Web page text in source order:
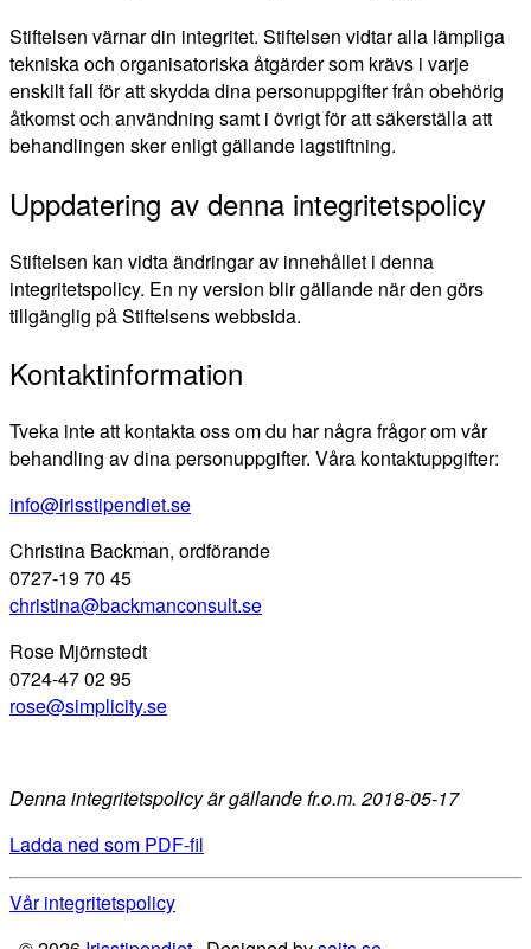
Stiftelsen värnar din integritet. Stiftelsen vidtar alla lämpliga
tekniska och organisatoriska åtgärder som krävs i varje
enskilt fall för att skydda dina personuppgifter från obehörig
åtkomst och användning samt i övrigt för att säkerställa att
behandlingen sker enligt gällande lagstiftning.
Uppdatering av denna integritetspolicy
Stiftelsen kan vidta ändringar av innehållet i denna
integritetspolicy. En ny version blir gällande när den görs
tillgänglig på Stiftelsens webbsida.
Kontaktinformation
Tveka inte att kontakta oss om du har några frågor om vår
behandling av dina personuppgifter. Våra kontaktuppgifter:
info@irisstipendiet.se
Christina Backman, ordförande
0727-19 70 45
christina@backmanconsult.se
Rose Mjörnstedt
0724-47 02 95
rose@simplicity.se
Denna integritetspolicy är gällande fr.o.m. 2018-05-17
Ladda ned som PDF-fil
Vår integritetspolicy